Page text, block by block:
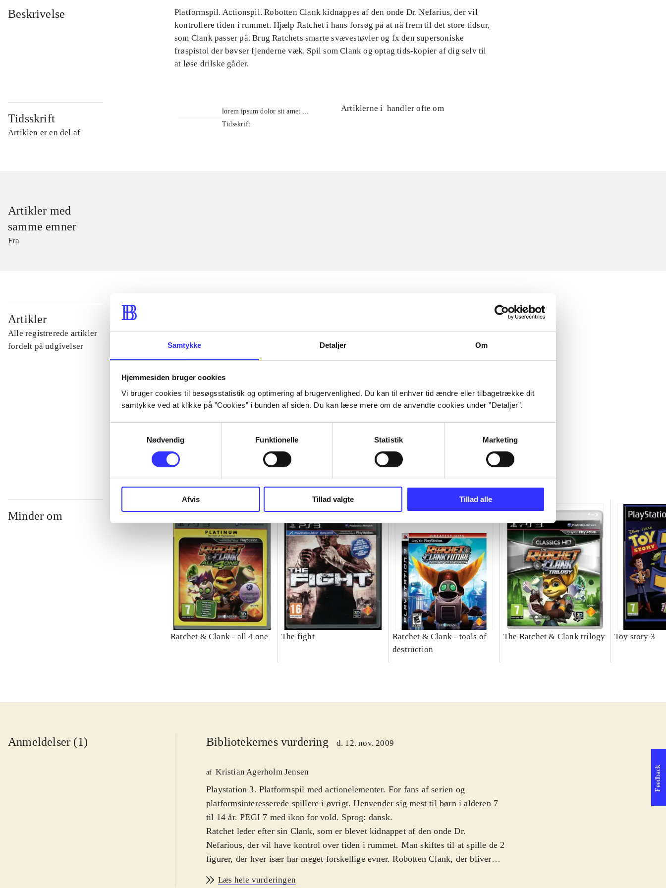
Samtykke Detaljer Om
Hjemmesiden bruger cookies
Vi bruger cookies til besøgsstatistik og optimering af brugervenlighed. Du kan til enhver tid ændre eller tilbagetrække dit
samtykke ved at klikke på ”Cookies” i bunden af siden. Du kan læse mere om de anvendte cookies under ”Detaljer”.
Nødvendig
Funktionelle Statistik Marketing
Afvis Tillad valgte Tillad alle
Beskrivelse
Platformspil. Actionspil. Robotten Clank kidnappes af den onde Dr. Nefarius, der vil
kontrollere tiden i rummet. Hjælp Ratchet i hans forsøg på at nå frem til det store tidsur,
som Clank passer på. Brug Ratchets smarte svævestøvler og fx den supersoniske
frøspistol der bøvser fjenderne væk. Spil som Clank og optag tids-kopier af dig selv til
at løse drilske gåder.
Tidsskrift
Artiklen er en del af
lorem ipsum dolor sit amet ...
Tidsskrift
Artiklerne i handler ofte om
Artikler med
samme emner
Fra
Artikler
Alle registrerede artikler
fordelt på udgivelser
...
...
...
...
Minder om
Ratchet & Clank - all 4 one The fight
Ratchet & Clank - tools of
destruction
The Ratchet & Clank trilogy Toy story 3
Anmeldelser (1) Bibliotekernes vurdering d. 12. nov. 2009
af Kristian Agerholm Jensen
Playstation 3. Platformspil med actionelementer. For fans af serien og
platformsinteresserede spillere i øvrigt. Henvender sig mest til børn i alderen 7
til 14 år. PEGI 7 med ikon for vold. Sprog: dansk.
Ratchet leder efter sin Clank, som er blevet kidnappet af den onde Dr.
Nefarious, der vil have kontrol over tiden i rummet. Man skiftes til at spille de 2
figurer, der hver især har meget forskellige evner. Robotten Clank, der bliver
Læs hele vurderingen
Feedback